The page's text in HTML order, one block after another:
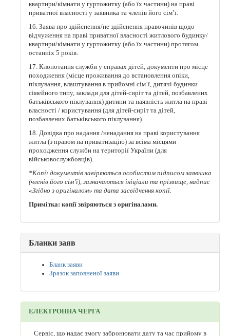
квартири/кімнати у гуртожитку (або їх частини) на праві
приватної власності у заявника та членів його сім’ї.
16. Заява про здійснення/не здійснення правочинів щодо
відчуження на праві приватної власності житлового будинку/
квартири/кімнати у гуртожитку (або їх частини) протягом
останніх 5 років.
17. Клопотання служби у справах дітей, документи про місце
походження (місце проживання до встановлення опіки,
піклування, влаштування в прийомні сім’ї, дитячі будинки
сімейного типу, заклади для дітей-сиріт та дітей, позбавлених
батьківського піклування) дитини та наявність житла на праві
власності / користування (для дітей-сиріт та дітей,
позбавлених батьківського піклування).
18. Довідка про надання /ненадання на праві користування
житла (з правом на приватизацію) за всіма місцями
проходження служби на території України (для
військовослужбовців).
*Копії документів завіряються особистим підписом заявника
(членів його сім’ї), зазначаються ініціали та прізвище, надпис
«Згідно з оригіналом» та дата засвідчення копії.
Примітка: копії звіряються з оригіналами.
Бланки заяв
Бланк заяви
Зразок заповненої заяви
ЕЛЕКТРОННА ЧЕРГА
Сервіс, що надає змогу забронювати дату та час прийому в